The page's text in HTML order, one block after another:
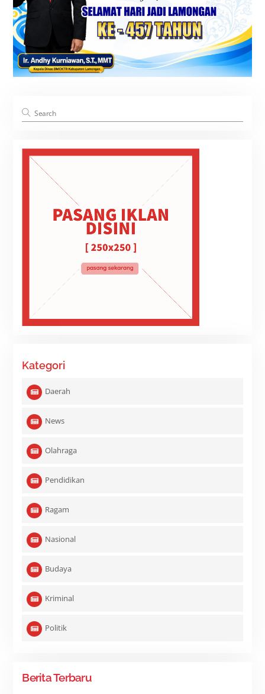
Kategori
Daerah
News
Olahraga
Pendidikan
Ragam
Nasional
Budaya
Kriminal
Politik
Berita Terbaru